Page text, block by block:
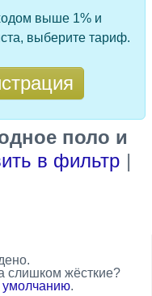
выше 1% и
выберите тариф.
поло и
в фильтр |
слишком жёсткие?
умолчанию.